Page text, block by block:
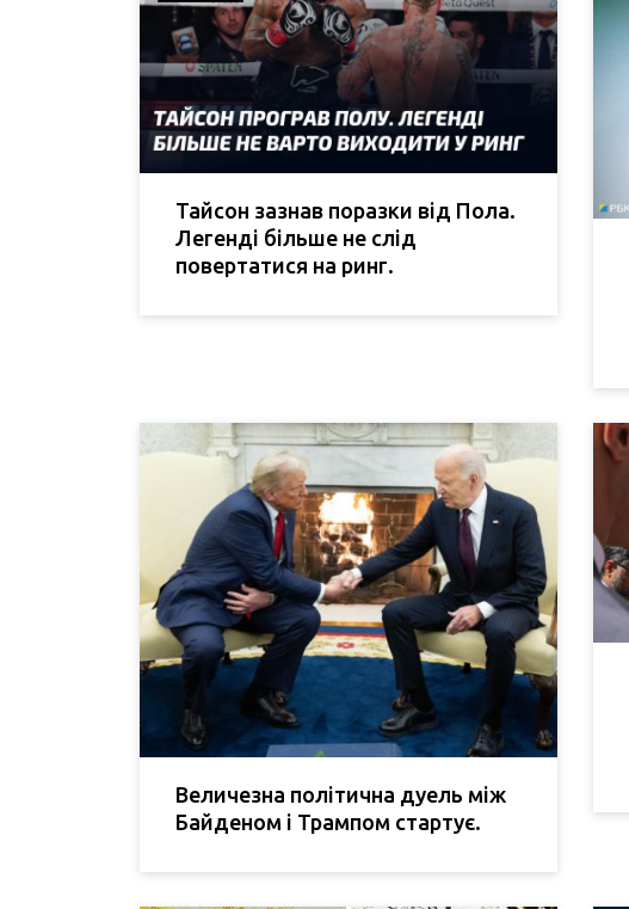
Тайсон зазнав поразки від Пола.
Легенді більше не слід
повертатися на ринг.
Величезна політична дуель між
Байденом і Трампом стартує.